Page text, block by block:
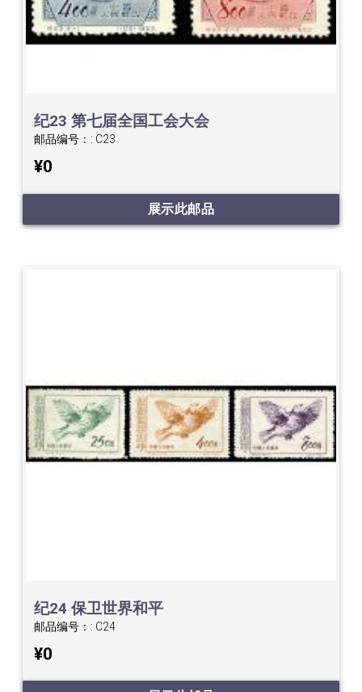
纪23 第七届全国工会大会
邮品编号：: C23
¥0
展示此邮品
纪24 保卫世界和平
邮品编号：: C24
¥0